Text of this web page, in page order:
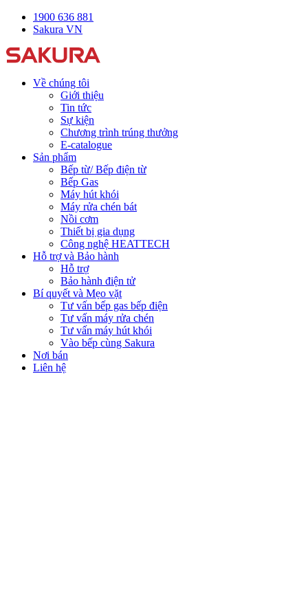
1900 636 881
Sakura VN
Về chúng tôi
Giới thiệu
Tin tức
Sự kiện
Chương trình trúng thưởng
E-catalogue
Sản phẩm
Bếp từ/ Bếp điện từ
Bếp Gas
Máy hút khói
Máy rửa chén bát
Nồi cơm
Thiết bị gia dụng
Công nghệ HEATTECH
Hỗ trợ và Bảo hành
Hỗ trợ
Bảo hành điện tử
Bí quyết và Mẹo vặt
Tư vấn bếp gas bếp điện
Tư vấn máy rửa chén
Tư vấn máy hút khói
Vào bếp cùng Sakura
Nơi bán
Liên hệ